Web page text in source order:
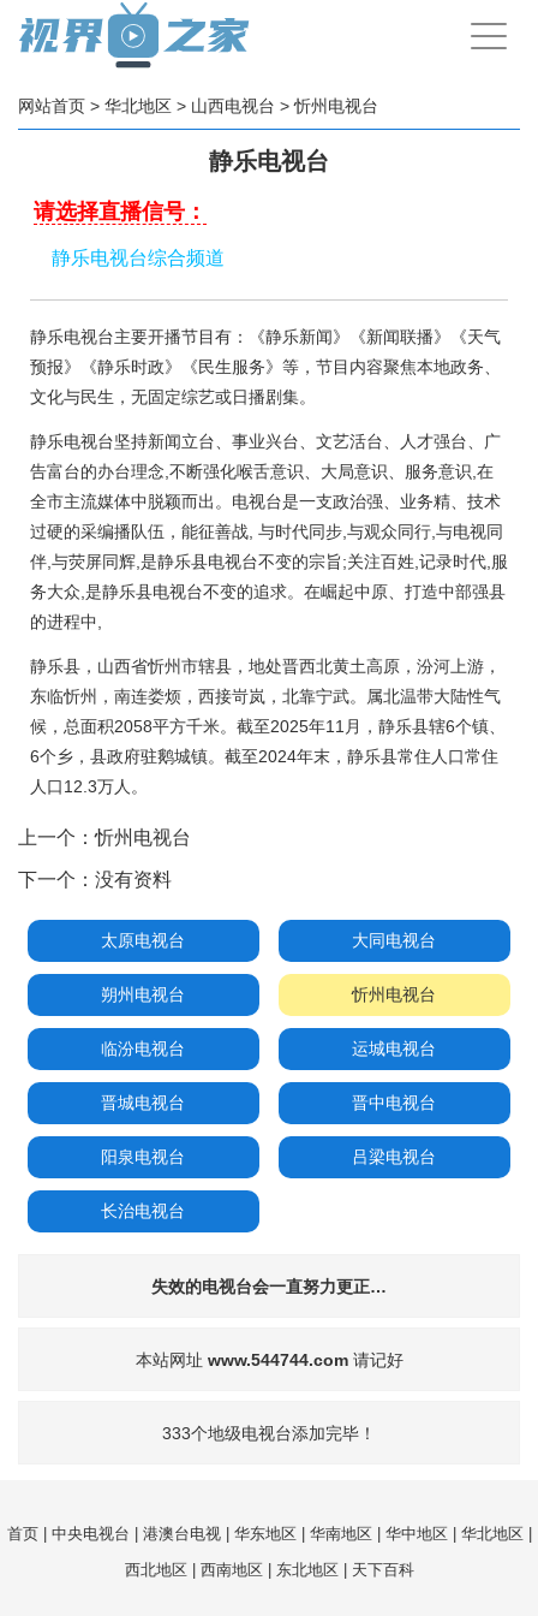
手
机
网站首页 > 华北地区 > 山西电视台 >忻州电视台
静乐电视台
请选择直播信号：
静乐电视台综合频道
静乐电视台主要开播节目有：《静乐新闻》《新闻联播》《天气
预报》《静乐时政》《民生服务》等，节目内容聚焦本地政务、
文化与民生，无固定综艺或日播剧集。
静乐电视台坚持新闻立台、事业兴台、文艺活台、人才强台、广
告富台的办台理念,不断强化喉舌意识、大局意识、服务意识,在
全市主流媒体中脱颖而出。电视台是一支政治强、业务精、技术
过硬的采编播队伍，能征善战, 与时代同步,与观众同行,与电视同
伴,与荧屏同辉,是静乐县电视台不变的宗旨;关注百姓,记录时代,服
务大众,是静乐县电视台不变的追求。在崛起中原、打造中部强县
的进程中,
静乐县，山西省忻州市辖县，地处晋西北黄土高原，汾河上游，
东临忻州，南连娄烦，西接岢岚，北靠宁武。属北温带大陆性气
候，总面积2058平方千米。截至2025年11月，静乐县辖6个镇、
6个乡，县政府驻鹅城镇。截至2024年末，静乐县常住人口常住
人口12.3万人。
上一个：忻州电视台
下一个： 没有资料
太原电视台 大同电视台
朔州电视台 忻州电视台
临汾电视台 运城电视台
晋城电视台 晋中电视台
阳泉电视台 吕梁电视台
长治电视台
失效的电视台会一直努力更正…
本站网址 www.544744.com请记好
333个地级电视台添加完毕！
首页| 中央电视台 港澳台电视| 华东地区 华南地区 华中地区 华北地区
西北地区
西南地区 东北地区 天下百科